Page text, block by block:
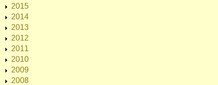
2015
2014
2013
2012
2011
2010
2009
2008